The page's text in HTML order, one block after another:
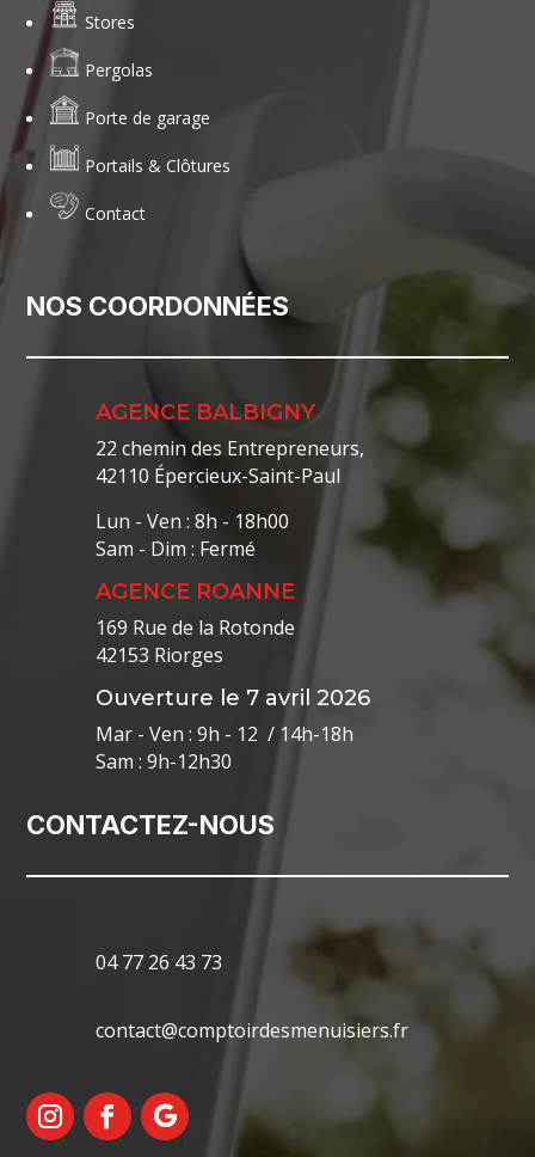
Stores
Pergolas
Porte de garage
Portails & Clôtures
Contact
NOS COORDONNÉES
AGENCE BALBIGNY
22 chemin des Entrepreneurs,
42110 Épercieux-Saint-Paul
Lun - Ven : 8h - 18h00
Sam - Dim : Fermé
AGENCE ROANNE
169 Rue de la Rotonde
42153 Riorges
Ouverture le 7 avril 2026
Mar - Ven : 9h - 12 / 14h-18h
Sam : 9h-12h30
CONTACTEZ-NOUS
04 77 26 43 73
contact@comptoirdesmenuisiers.fr
Mentions Légales